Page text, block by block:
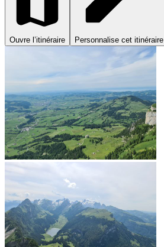
Ouvre l’itinéraire Personnalise cet itinéraire